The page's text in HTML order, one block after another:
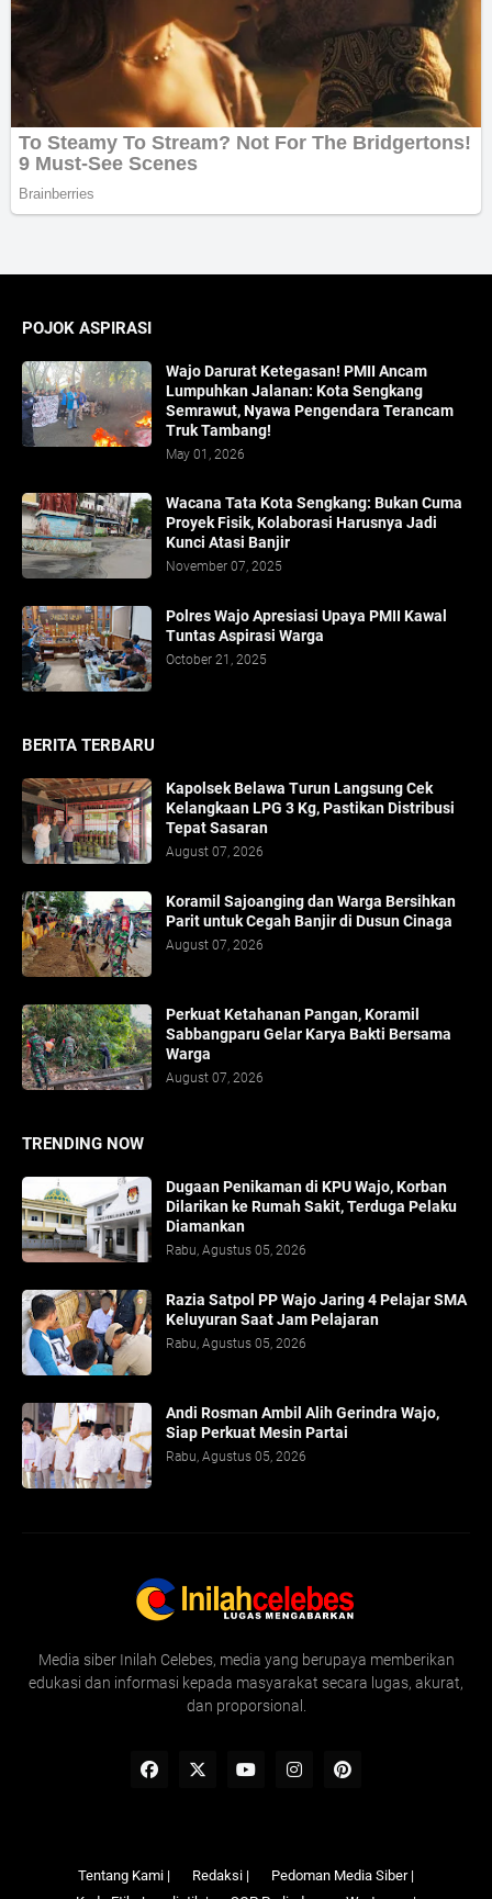
POJOK ASPIRASI
Wajo Darurat Ketegasan! PMII Ancam
Lumpuhkan Jalanan: Kota Sengkang
Semrawut, Nyawa Pengendara Terancam
Truk Tambang!
May 01, 2026
​Wacana Tata Kota Sengkang: Bukan Cuma
Proyek Fisik, Kolaborasi Harusnya Jadi
Kunci Atasi Banjir
November 07, 2025
Polres Wajo Apresiasi Upaya PMII Kawal
Tuntas Aspirasi Warga
October 21, 2025
BERITA TERBARU
Kapolsek Belawa Turun Langsung Cek
Kelangkaan LPG 3 Kg, Pastikan Distribusi
Tepat Sasaran
August 07, 2026
Koramil Sajoanging dan Warga Bersihkan
Parit untuk Cegah Banjir di Dusun Cinaga
August 07, 2026
Perkuat Ketahanan Pangan, Koramil
Sabbangparu Gelar Karya Bakti Bersama
Warga
August 07, 2026
TRENDING NOW
Dugaan Penikaman di KPU Wajo, Korban
Dilarikan ke Rumah Sakit, Terduga Pelaku
Diamankan
Rabu, Agustus 05, 2026
Razia Satpol PP Wajo Jaring 4 Pelajar SMA
Keluyuran Saat Jam Pelajaran
Rabu, Agustus 05, 2026
Andi Rosman Ambil Alih Gerindra Wajo,
Siap Perkuat Mesin Partai
Rabu, Agustus 05, 2026
Media siber Inilah Celebes, media yang berupaya memberikan
edukasi dan informasi kepada masyarakat secara lugas, akurat,
dan proporsional.
Tentang Kami | Redaksi |
Pedoman Media Siber |